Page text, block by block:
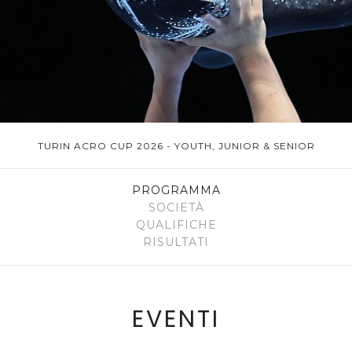
TURIN ACRO CUP 2026 - YOUTH, JUNIOR & SENIOR
PROGRAMMA
SOCIETÀ
QUALIFICHE
RISULTATI
EVENTI